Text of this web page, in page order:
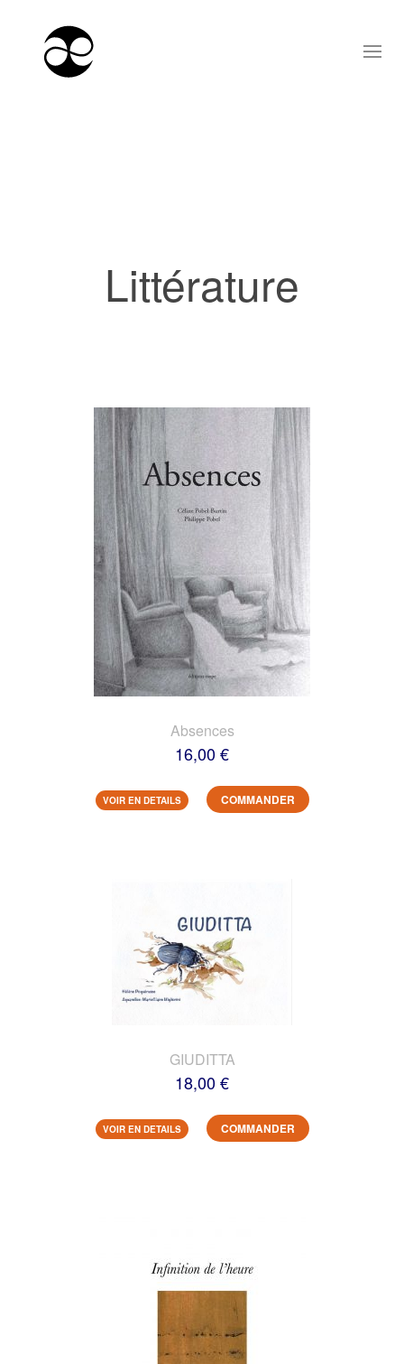
Littérature
Absences
16,00 €
VOIR EN DETAILS COMMANDER
GIUDITTA
18,00 €
VOIR EN DETAILS COMMANDER